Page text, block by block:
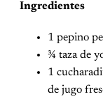
Ingredientes
1 pepino
¾ taza de
1
de jugo